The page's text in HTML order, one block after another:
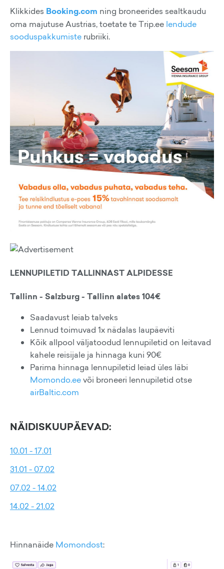
Klikkides Booking.com ning broneerides sealtkaudu
oma majutuse Austrias, toetate te Trip.ee lendude
sooduspakkumiste rubriiki.
LENNUPILETID TALLINNAST ALPIDESSE
Tallinn - Salzburg - Tallinn alates 104€
Saadavust leiab talveks
Lennud toimuvad 1x nädalas laupäeviti
Kõik allpool väljatoodud lennupiletid on leitavad
kahele reisijale ja hinnaga kuni 90€
Parima hinnaga lennupiletid leiad üles läbi
Momondo.eevõi broneeri lennupiletid otse
airBaltic.com
NÄIDISKUUPÄEVAD:
10.01 - 17.01
31.01 - 07.02
07.02 - 14.02
14.02 - 21.02
Hinnanäide Momondost: